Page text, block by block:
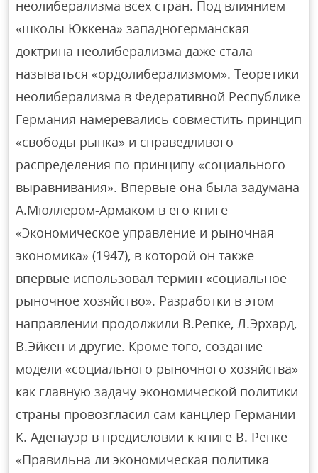
неолиберализма всех стран. Под влиянием
«школы Юккена» западногерманская
доктрина неолиберализма даже стала
называться «ордолиберализмом». Теоретики
неолиберализма в Федеративной Республике
Германия намеревались совместить принцип
«свободы рынка» и справедливого
распределения по принципу «социального
выравнивания». Впервые она была задумана
А.Мюллером-Армаком в его книге
«Экономическое управление и рыночная
экономика» (1947), в которой он также
впервые использовал термин «социальное
рыночное хозяйство». Разработки в этом
направлении продолжили В.Репке, Л.Эрхард,
В.Эйкен и другие. Кроме того, создание
модели «социального рыночного хозяйства»
как главную задачу экономической политики
страны провозгласил сам канцлер Германии
К. Аденауэр в предисловии к книге В. Репке
«Правильна ли экономическая политика